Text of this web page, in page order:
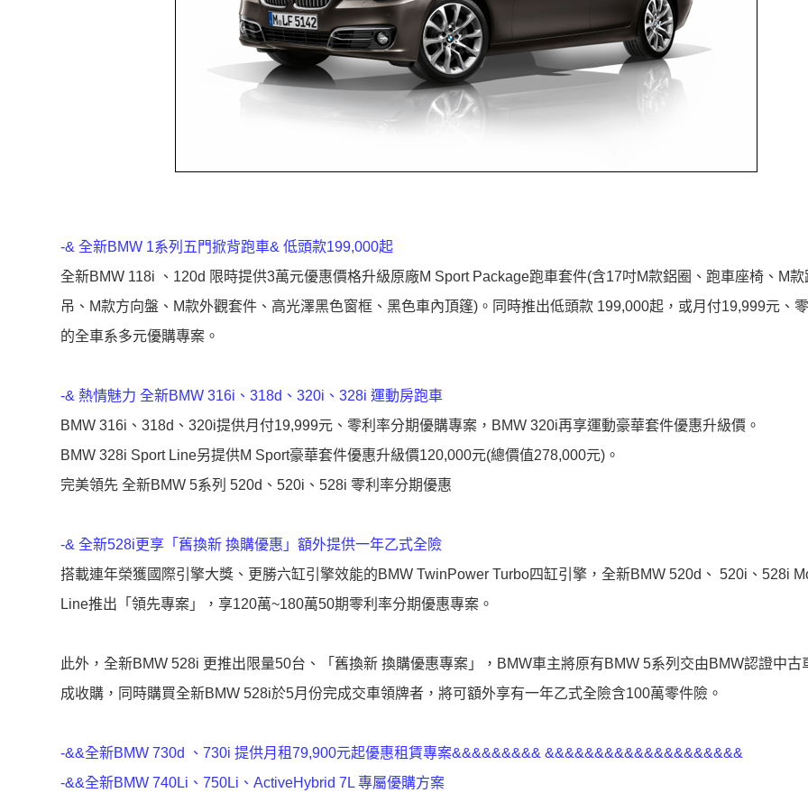
-& 全新BMW 1系列五門掀背跑車& 低頭款199,000起
全新BMW 118i 、120d 限時提供3萬元優惠價格升級原廠M Sport Package跑車套件(含17吋M款鋁圈、跑車座椅、M款
吊、M款方向盤、M款外觀套件、高光澤黑色窗框、黑色車內頂篷)。同時推出低頭款 199,000起，或月付19,999元、
的全車系多元優購專案。
-& 熱情魅力 全新BMW 316i、318d、320i、328i 運動房跑車
BMW 316i、318d、320i提供月付19,999元、零利率分期優購專案，BMW 320i再享運動豪華套件優惠升級價。
BMW 328i Sport Line另提供M Sport豪華套件優惠升級價120,000元(總價值278,000元)。
完美領先 全新BMW 5系列 520d、520i、528i 零利率分期優惠
-& 全新528i更享「舊換新 換購優惠」額外提供一年乙式全險
搭載連年榮獲國際引擎大獎、更勝六缸引擎效能的BMW TwinPower Turbo四缸引擎，全新BMW 520d、 520i、528i
Line推出「領先專案」，享120萬~180萬50期零利率分期優惠專案。
此外，全新BMW 528i 更推出限量50台、「舊換新 換購優惠專案」，BMW車主將原有BMW 5系列交由BMW認證中古
成收購，同時購買全新BMW 528i於5月份完成交車領牌者，將可額外享有一年乙式全險含100萬零件險。
-&&全新BMW 730d 、730i 提供月租79,900元起優惠租賃專案&&&&&&&&& &&&&&&&&&&&&&&&&&&&&
-&&全新BMW 740Li、750Li、ActiveHybrid 7L 專屬優購方案